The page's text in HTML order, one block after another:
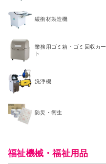
緩衝材製造機
業務用ゴミ箱・ゴミ回収カー
ト
洗浄機
防災・衛生
福祉機械・福祉用品